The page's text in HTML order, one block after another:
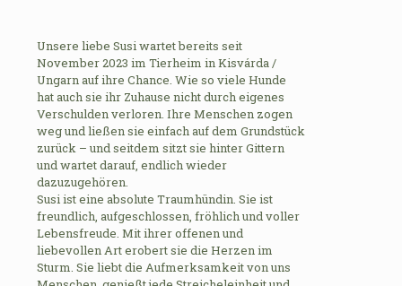
Unsere liebe Susi wartet bereits seit
November 2023 im Tierheim in Kisvárda /
Ungarn auf ihre Chance. Wie so viele Hunde
hat auch sie ihr Zuhause nicht durch eigenes
Verschulden verloren. Ihre Menschen zogen
weg und ließen sie einfach auf dem Grundstück
zurück – und seitdem sitzt sie hinter Gittern
und wartet darauf, endlich wieder
dazuzugehören.
Susi ist eine absolute Traumhündin. Sie ist
freundlich, aufgeschlossen, fröhlich und voller
Lebensfreude. Mit ihrer offenen und
liebevollen Art erobert sie die Herzen im
Sturm. Sie liebt die Aufmerksamkeit von uns